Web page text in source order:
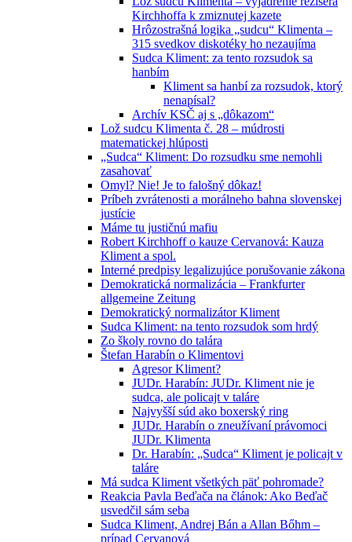
Kirchhoffa k zmiznutej kazete
Hrôzostrašná logika „sudcu“ Klimenta –
315 svedkov diskotéky ho nezaujíma
Sudca Kliment: za tento rozsudok sa
hanbím
Kliment sa hanbí za rozsudok, ktorý
nenapísal?
Archív KSČ aj s „dôkazom“
Lož sudcu Klimenta č. 28 – múdrosti
matematickej hlúposti
„Sudca“ Kliment: Do rozsudku sme nemohli
zasahovať
Omyl? Nie! Je to falošný dôkaz!
Príbeh zvrátenosti a morálneho bahna slovenskej
justície
Máme tu justičnú mafiu
Robert Kirchhoff o kauze Cervanová: Kauza
Kliment a spol.
Interné predpisy legalizujúce porušovanie zákona
Demokratická normalizácia – Frankfurter
allgemeine Zeitung
Demokratický normalizátor Kliment
Sudca Kliment: na tento rozsudok som hrdý
Zo školy rovno do talára
Štefan Harabín o Klimentovi
Agresor Kliment?
JUDr. Harabín: JUDr. Kliment nie je
sudca, ale policajt v taláre
Najvyšší súd ako boxerský ring
JUDr. Harabín o zneužívaní právomoci
JUDr. Klimenta
Dr. Harabín: „Sudca“ Kliment je policajt v
taláre
Má sudca Kliment všetkých päť pohromade?
Reakcia Pavla Beďača na článok: Ako Beďač
usvedčil sám seba
Sudca Kliment, Andrej Bán a Allan Bőhm –
prípad Cervanová